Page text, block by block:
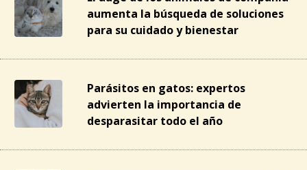
aumenta la búsqueda de soluciones
para su cuidado y bienestar
Parásitos en gatos: expertos
advierten la importancia de
desparasitar todo el año